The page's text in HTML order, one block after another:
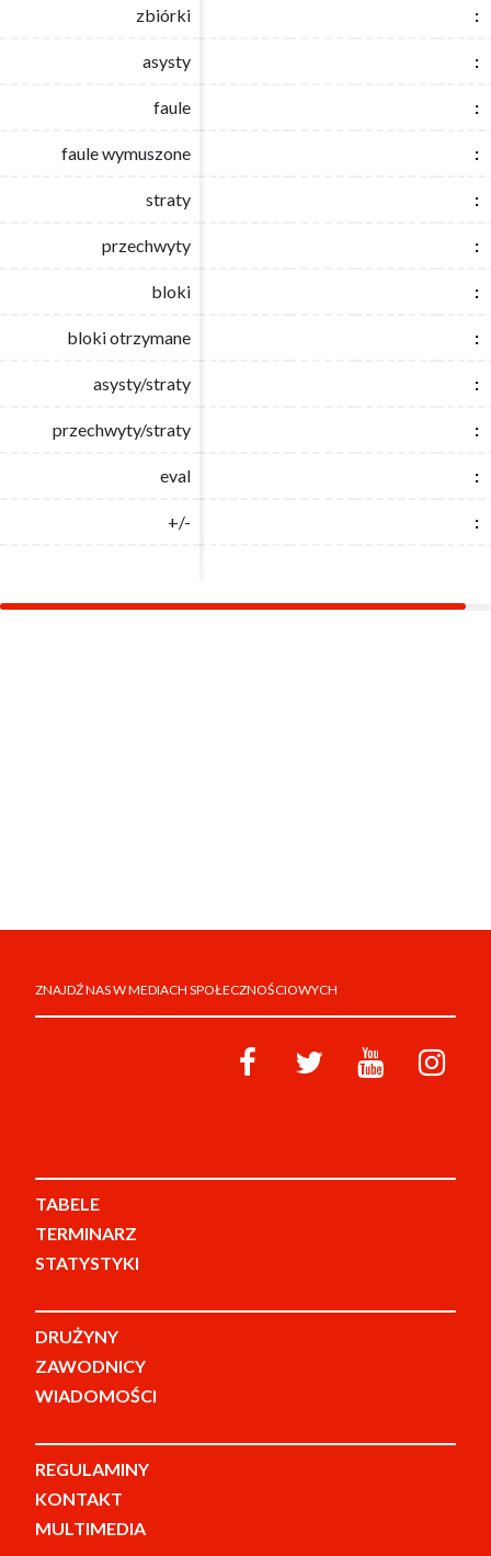
zbiórki :
asysty :
faule :
faule wymuszone :
straty :
przechwyty :
bloki :
bloki otrzymane :
asysty/straty :
przechwyty/straty :
eval :
+/- :
zbiórki :
asysty :
faule :
faule wymuszone :
straty :
przechwyty :
bloki :
bloki otrzymane :
asysty/straty :
przechwyty/straty :
eval :
+/- :
ZNAJDŹ NAS W MEDIACH SPOŁECZNOŚCIOWYCH
TABELE
TERMINARZ
STATYSTYKI
DRUŻYNY
ZAWODNICY
WIADOMOŚCI
REGULAMINY
KONTAKT
MULTIMEDIA